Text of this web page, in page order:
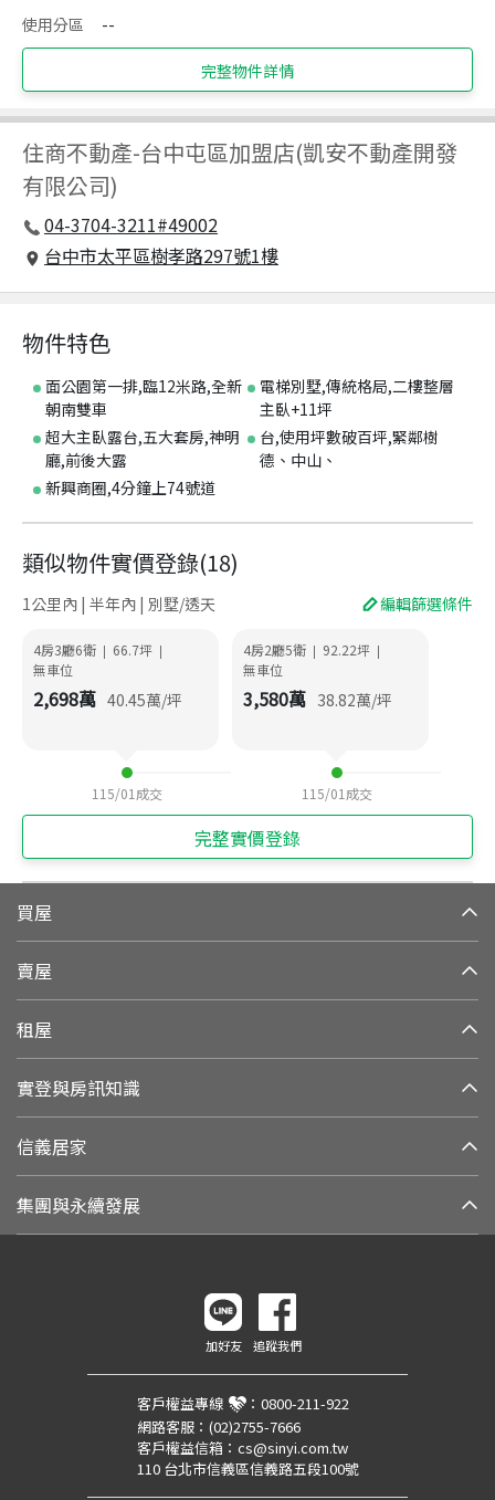
使用分區
--
完整物件詳情
住商不動產-台中屯區加盟店(凱安不動產開發
有限公司)
04-3704-3211#49002
台中市太平區樹孝路297號1樓
物件特色
面公園第一排,臨12米路,全新
朝南雙車
電梯別墅,傳統格局,二樓整層
主臥+11坪
超大主臥露台,五大套房,神明
廳,前後大露
台,使用坪數破百坪,緊鄰樹
德、中山、
新興商圈,4分鐘上74號道
類似物件實價登錄(18)
1公里內 | 半年內 | 別墅/透天 編輯篩選條件
4房3廳6衛 | 66.7坪 |
無車位
2,698萬 40.45萬/坪
115/01 成交
4房2廳5衛 | 92.22坪 |
無車位
3,580萬 38.82萬/坪
115/01 成交
完整實價登錄
買屋
賣屋
租屋
實登與房訊知識
信義居家
集團與永續發展
加好友 追蹤我們
客戶權益專線 ： 0800-211-922
網路客服： (02)2755-7666
客戶權益信箱： cs@sinyi.com.tw
110 台北市信義區信義路五段100號